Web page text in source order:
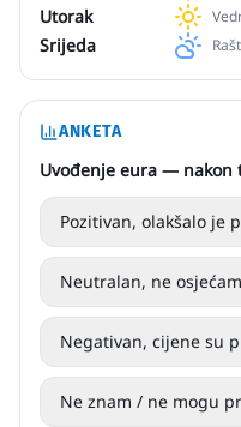
Utorak
Srijeda
ANKETA
Uvođenje eura — nakon
Pozitivan, olakšalo je
Neutralan, ne
Negativan, cijene su
Ne znam / ne mogu